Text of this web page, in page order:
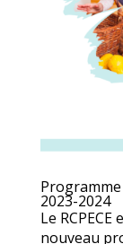
2023-2024
Le
nouveau